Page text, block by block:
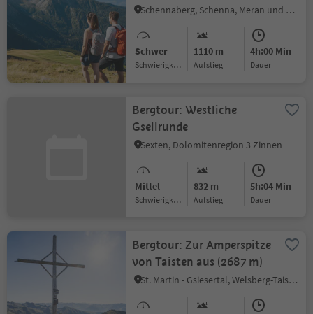
Hirzer
Schennaberg, Schenna, Meran und Umgebung
Schwer
Schwierigkeitsgrad
1110 m
Aufstieg
4h:00 Min
Dauer
Bergtour: Westliche
Gsellrunde
Sexten, Dolomitenregion 3 Zinnen
Mittel
Schwierigkeitsgrad
832 m
Aufstieg
5h:04 Min
Dauer
Bergtour: Zur Amperspitze
von Taisten aus (2687 m)
St. Martin - Gsiesertal, Welsberg-Taisten